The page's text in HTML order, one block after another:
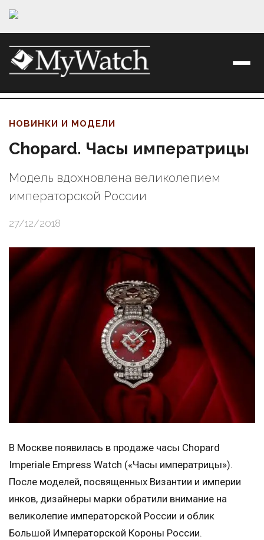
НОВИНКИ И МОДЕЛИ
Chopard. Часы императрицы
Модель вдохновлена великолепием
императорской России
27/12/2018
В Москве появилась в продаже часы Chopard
Imperiale Empress Watch («Часы императрицы»).
После моделей, посвященных Византии и империи
инков, дизайнеры марки обратили внимание на
великолепие императорской России и облик
Большой Императорской Короны России.